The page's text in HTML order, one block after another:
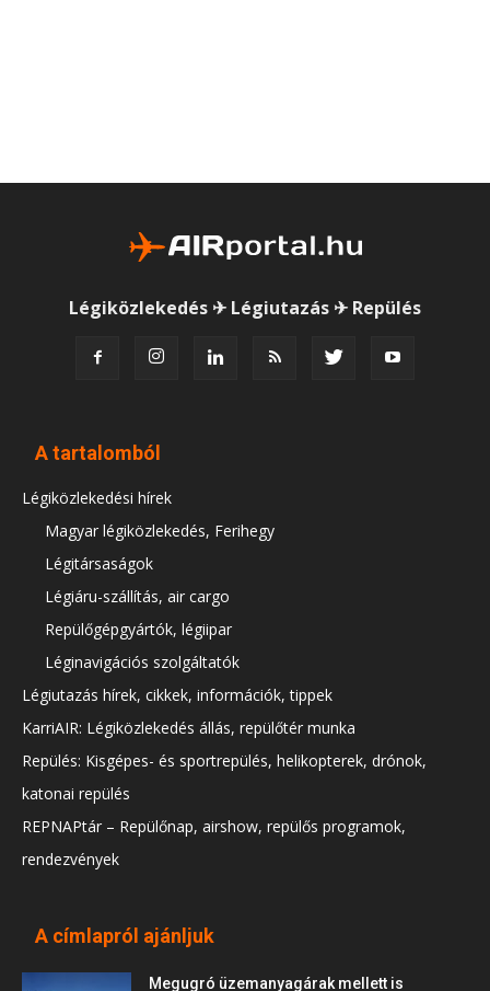
Légiközlekedés ✈ Légiutazás ✈ Repülés
A tartalomból
Légiközlekedési hírek
Magyar légiközlekedés, Ferihegy
Légitársaságok
Légiáru-szállítás, air cargo
Repülőgépgyártók, légiipar
Léginavigációs szolgáltatók
Légiutazás hírek, cikkek, információk, tippek
KarriAIR: Légiközlekedés állás, repülőtér munka
Repülés: Kisgépes- és sportrepülés, helikopterek, drónok,
katonai repülés
REPNAPtár – Repülőnap, airshow, repülős programok,
rendezvények
A címlapról ajánljuk
Megugró üzemanyagárak mellett is